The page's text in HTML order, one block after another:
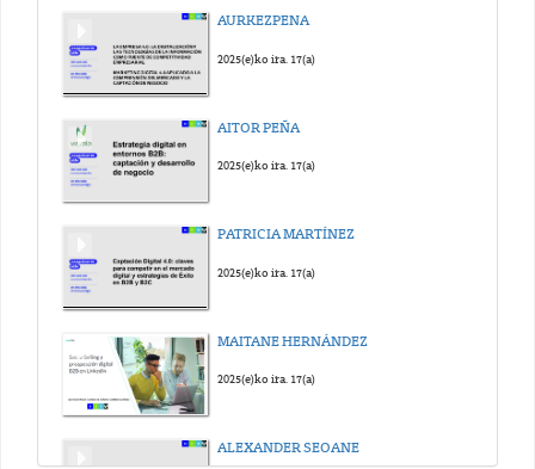
AURKEZPENA
2025(e)ko ira. 17(a)
AITOR PEÑA
2025(e)ko ira. 17(a)
PATRICIA MARTÍNEZ
2025(e)ko ira. 17(a)
MAITANE HERNÁNDEZ
2025(e)ko ira. 17(a)
ALEXANDER SEOANE